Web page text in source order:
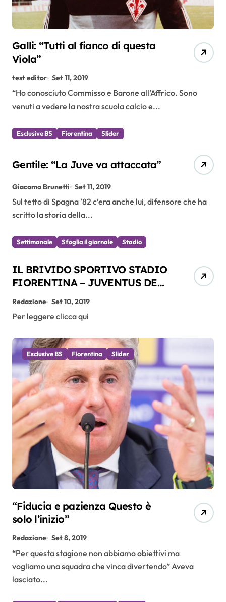
Galli: “Tutti al fianco di questa
Viola”
test editor Set 11, 2019
“Ho conosciuto Commisso e Barone all’Affrico. Sono
venuti a vedere la nostra scuola calcio e...
Esclusive BS Fiorentina Slider
Gentile: “La Juve va attaccata”
Giacomo Brunetti Set 11, 2019
Sul tetto di Spagna ’82 c’era anche lui, difensore che ha
scritto la storia della...
Settimanale Sfoglia il giornale Stadio
IL BRIVIDO SPORTIVO STADIO
FIORENTINA – JUVENTUS DEL
14.09.2019
Redazione Set 10, 2019
Per leggere clicca qui
Esclusive BS Fiorentina Slider
“Fiducia e pazienza Questo è
solo l’inizio”
Redazione Set 8, 2019
“Per questa stagione non abbiamo obiettivi ma
vogliamo una squadra che vinca divertendo” Aveva
lasciato...